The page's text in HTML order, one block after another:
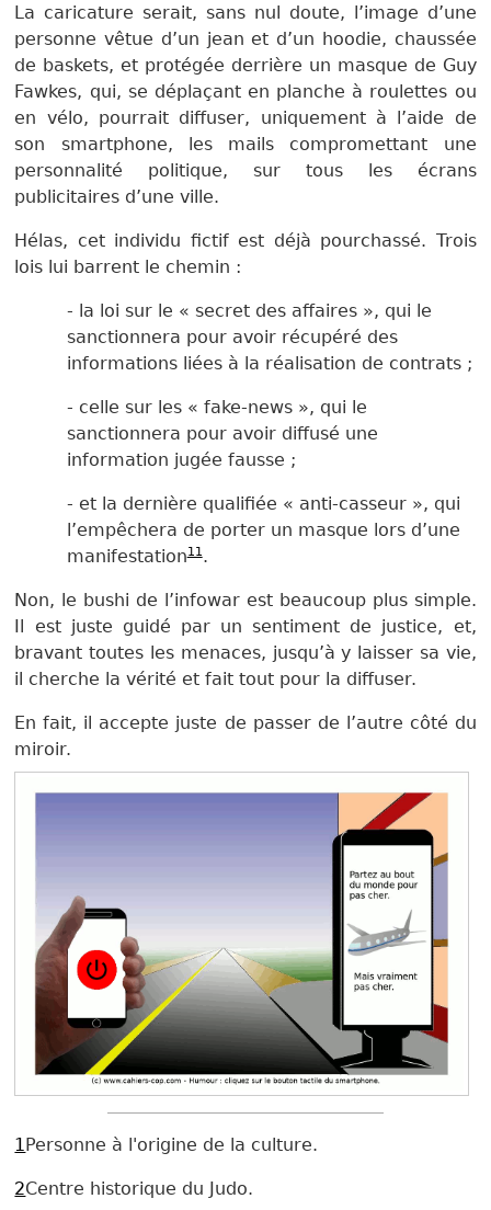
La caricature serait, sans nul doute, l’image d’une
personne vêtue d’un jean et d’un hoodie, chaussée
de baskets, et protégée derrière un masque de Guy
Fawkes, qui, se déplaçant en planche à roulettes ou
en vélo, pourrait diffuser, uniquement à l’aide de
son smartphone, les mails compromettant une
personnalité politique, sur tous les écrans
publicitaires d’une ville.
Hélas, cet individu fictif est déjà pourchassé. Trois
lois lui barrent le chemin :
- la loi sur le « secret des affaires », qui le
sanctionnera pour avoir récupéré des
informations liées à la réalisation de contrats ;
- celle sur les « fake-news », qui le
sanctionnera pour avoir diffusé une
information jugée fausse ;
- et la dernière qualifiée « anti-casseur », qui
l’empêchera de porter un masque lors d’une
manifestation11.
Non, le bushi de l’infowar est beaucoup plus simple.
Il est juste guidé par un sentiment de justice, et,
bravant toutes les menaces, jusqu’à y laisser sa vie,
il cherche la vérité et fait tout pour la diffuser.
En fait, il accepte juste de passer de l’autre côté du
miroir.
1 Personne à l'origine de la culture.
2Centre historique du Judo.